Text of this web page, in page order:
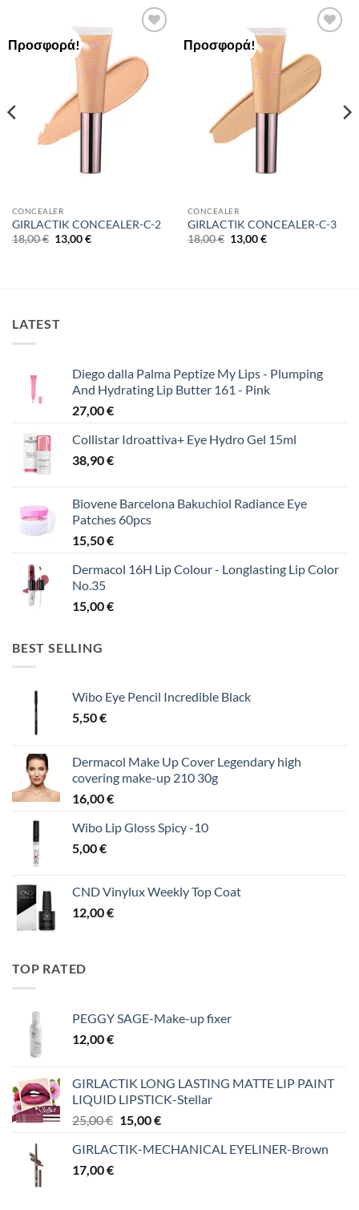
Προσφορά!
Wishlist
CONCEALER
GIRLACTIK CONCEALER-C-2
18,00€ Original
price
13,00€Η
Προσφορά!
Wishlist
CONCEALER
GIRLACTIK CONCEALER-C-3
18,00€ Original
price
13,00€Η
LATEST
Diego dalla Palma Peptize My Lips - Plumping
And Hydrating Lip Butter 161 - Pink
27,00€
Collistar Idroattiva+ Eye Hydro Gel 15ml
38,90€
Biovene Barcelona Bakuchiol Radiance Eye
Patches 60pcs
15,50€
Dermacol 16H Lip Colour - Longlasting Lip Color
No.35
15,00€
BEST SELLING
Wibo Eye Pencil Incredible Black
5,50€
Dermacol Make Up Cover Legendary high
covering make-up 210 30g
16,00€
Wibo Lip Gloss Spicy -10
5,00€
CND Vinylux Weekly Top Coat
12,00€
TOP RATED
PEGGY SAGE-Make-up fixer
12,00€
GIRLACTIK LONG LASTING MATTE LIP PAINT
LIQUID LIPSTICK-Stellar
25,00€ Original
was:
15,00€Η
τιμή
GIRLACTIK-MECHANICAL EYELINER-Brown
17,00€